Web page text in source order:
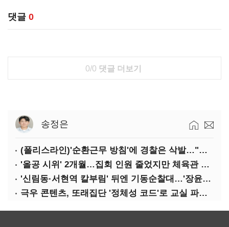
댓글 0
0/0 댓글 더보기
송정은
(폴리스라인)'순환근무 방침'에 경찰은 삭발…"베테랑·수사력 보강 먼저"
'올공 시위' 2개월…집회 인원 줄었지만 체육관 봉쇄 계속
'신림동·서현역 칼부림' 뒤엔 기동순찰대…'장윤기 은폐·조작' 후엔 내부비리수사대
극우 콘텐츠, 또래집단 '정체성 코드'로 교실 파고들었다